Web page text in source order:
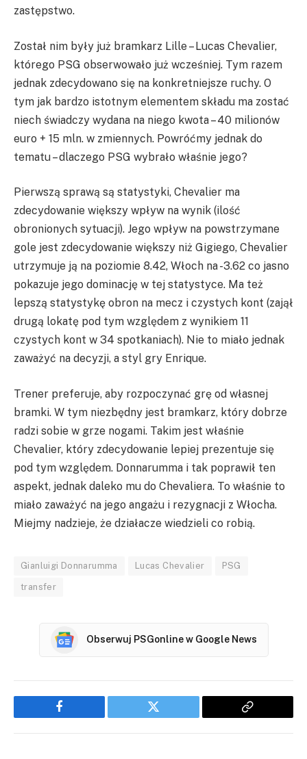
zastępstwo.
Został nim były już bramkarz Lille – Lucas Chevalier,
którego PSG obserwowało już wcześniej. Tym razem
jednak zdecydowano się na konkretniejsze ruchy. O
tym jak bardzo istotnym elementem składu ma zostać
niech świadczy wydana na niego kwota – 40 milionów
euro + 15 mln. w zmiennych. Powróćmy jednak do
tematu – dlaczego PSG wybrało właśnie jego?
Pierwszą sprawą są statystyki, Chevalier ma
zdecydowanie większy wpływ na wynik (ilość
obronionych sytuacji). Jego wpływ na powstrzymane
gole jest zdecydowanie większy niż Gigiego, Chevalier
utrzymuje ją na poziomie 8.42, Włoch na -3.62 co jasno
pokazuje jego dominację w tej statystyce. Ma też
lepszą statystykę obron na mecz i czystych kont (zajął
drugą lokatę pod tym względem z wynikiem 11
czystych kont w 34 spotkaniach). Nie to miało jednak
zaważyć na decyzji, a styl gry Enrique.
Trener preferuje, aby rozpoczynać grę od własnej
bramki. W tym niezbędny jest bramkarz, który dobrze
radzi sobie w grze nogami. Takim jest właśnie
Chevalier, który zdecydowanie lepiej prezentuje się
pod tym względem. Donnarumma i tak poprawił ten
aspekt, jednak daleko mu do Chevaliera. To właśnie to
miało zaważyć na jego angażu i rezygnacji z Włocha.
Miejmy nadzieje, że działacze wiedzieli co robią.
Gianluigi Donnarumma Lucas Chevalier PSG
transfer
Obserwuj PSGonline w Google News
Facebook Twitter
Copy